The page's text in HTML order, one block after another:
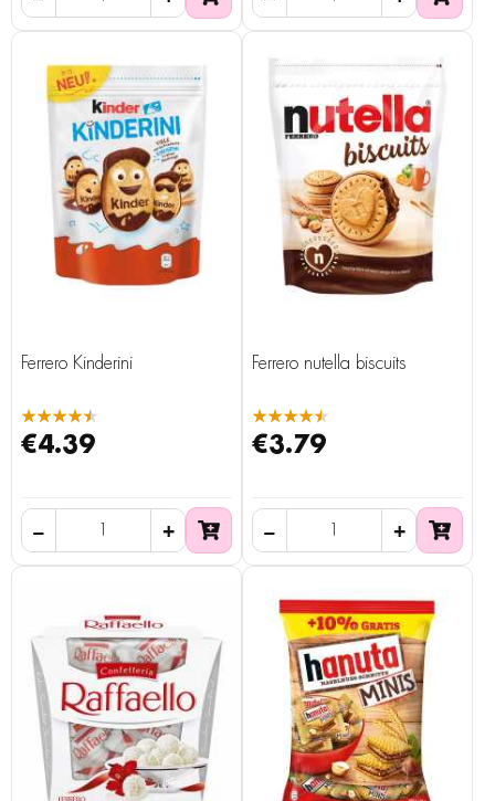
Ferrero Kinderini
★★★★★
€4.39
Ferrero nutella biscuits
★★★★★
€3.79